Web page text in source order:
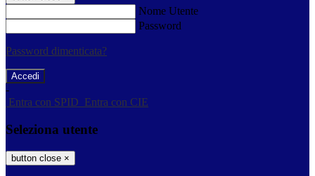
Nome Utente
Password
Password dimenticata?
-
Entra con SPID Entra con CIE
Seleziona utente
button close ×